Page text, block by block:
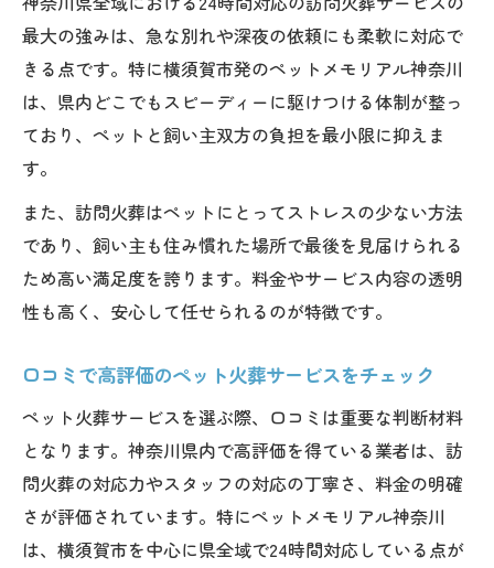
最大の強みは、急な別れや深夜の依頼にも柔軟に対応で
きる点です。特に横須賀市発のペットメモリアル神奈川
は、県内どこでもスピーディーに駆けつける体制が整っ
ており、ペットと飼い主双方の負担を最小限に抑えま
す。
また、訪問火葬はペットにとってストレスの少ない方法
であり、飼い主も住み慣れた場所で最後を見届けられる
ため高い満足度を誇ります。料金やサービス内容の透明
性も高く、安心して任せられるのが特徴です。
口コミで高評価のペット火葬サービスをチェック
ペット火葬サービスを選ぶ際、口コミは重要な判断材料
となります。神奈川県内で高評価を得ている業者は、訪
問火葬の対応力やスタッフの対応の丁寧さ、料金の明確
さが評価されています。特にペットメモリアル神奈川
は、横須賀市を中心に県全域で24時間対応している点が